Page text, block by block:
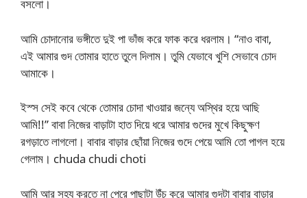
বসলো।
আমি চোদানোর ভঙ্গীতে দুই পা ভাঁজ করে ফাক করে ধরলাম। “নাও বাবা,
এই আমার গুদ তোমার হাতে তুলে দিলাম। তুমি যেভাবে খুশি সেভাবে চোদ
আমাকে।
ইস্স সেই কবে থেকে তোমার চোদা খাওয়ার জন্যে অস্থির হয়ে আছি
আমি!!” বাবা নিজের বাড়াটা হাত দিয়ে ধরে আমার গুদের মুখে কিছুক্ষণ
রগড়াতে লাগলো। বাবার বাড়ার ছোঁয়া নিজের গুদে পেয়ে আমি তো পাগল হয়ে
গেলাম। chuda chudi choti
আমি আর সহ্য করতে না পেরে পাছাটা উঁচু করে আমার গুদটা বাবার বাড়ার